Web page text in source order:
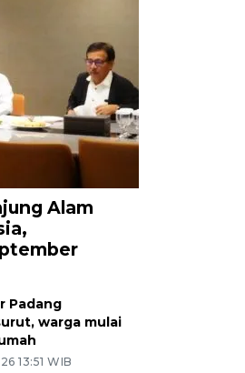
Alam
Padang
warga mulai
13:51 WIB